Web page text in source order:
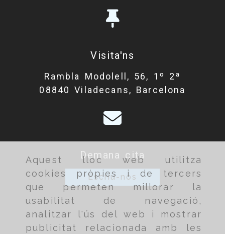
Aquest lloc web utilitza
cookies pròpies i de tercers
que permeten millorar la
usabilitat de navegació,
analitzar l'ús del web i mostrar
publicitat relacionada amb les
Visita'ns
Rambla Modolell, 56, 1º 2ª
08840 Viladecans, Barcelona
Demana cita
Escriu-nos